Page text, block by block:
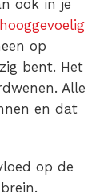
ook in je
hooggevoelig
op
bent. Het
Alle
en dat
op de
.